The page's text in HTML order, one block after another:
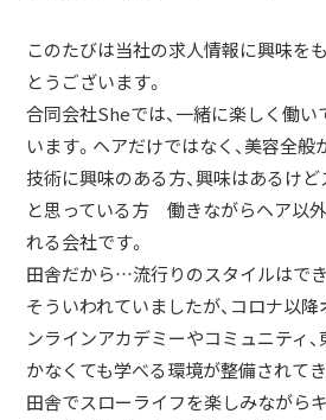
このたびは当社の求人情報に興味を
とうございます。
合同会社Sheでは、一緒に楽しく働
います。ヘアだけではなく、美容全般
技術に興味のある方、興味はあるけ
と思っている方 働きながらヘア以
れる会社です。
田舎だから…流行りのスタイルはでき
そういわれていましたが、コロナ以降
ンラインアカデミーやコミュニティ、
かなくても学べる環境が整備されてき
田舎でスローライフを楽しみながら